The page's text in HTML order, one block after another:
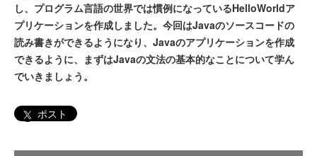
し、プログラム言語の世界では慣例になっているHelloWorldア
プリケーションを作成しました。今回はJavaのソースコードの
読み書きができるようになり、Javaのアプリケーションを作成
できるように、まずはJavaの文法の基本的なことについて学ん
でいきましょう。
ポスト